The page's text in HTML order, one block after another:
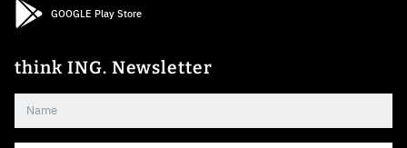
GOOGLE Play Store
think ING. Newsletter